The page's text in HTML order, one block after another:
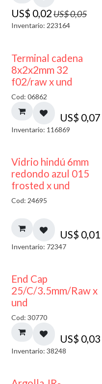
US$ 0,02US$0,05
Inventario: 223164
Terminal cadena
8x2x2mm 32
f02/raw x und
Cod: 06862
US$ 0,07
Inventario: 116869
40% DESCUENTO
Vidrio hindú 6mm
redondo azul 015
frosted x und
Cod: 24695
US$ 0,01
Inventario: 72347
End Cap
25/C/3.5mm/Raw x
und
Cod: 30770
US$ 0,03
Inventario: 38248